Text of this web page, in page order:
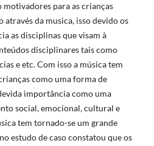
motivadores para as crianças
da musica, isso devido os
as disciplinas que visam à
disciplinares tais como
e etc. Com isso a música tem
como uma forma de
importância como uma
social, emocional, cultural e
tem tornado-se um grande
estudo de caso constatou que os